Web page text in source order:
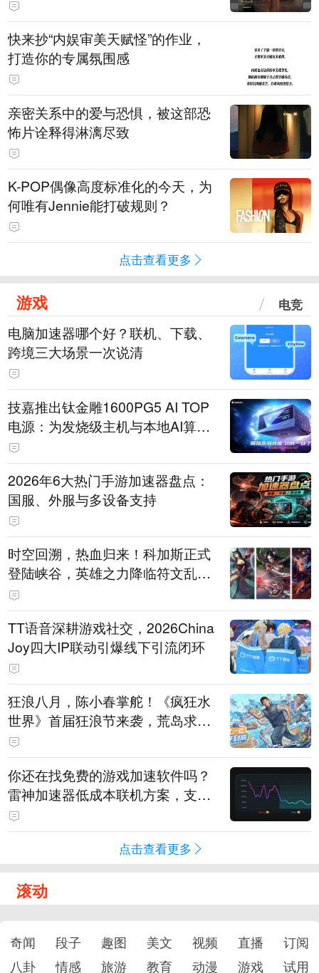
快来抄“内娱审美天赋怪”的作业，
打造你的专属氛围感
亲密关系中的爱与恐惧，被这部恐
怖片诠释得淋漓尽致
K-POP偶像高度标准化的今天，为
何唯有Jennie能打破规则？
点击查看更多
游戏 电竞
电脑加速器哪个好？联机、下载、
跨境三大场景一次说清
技嘉推出钛金雕1600PG5 AI TOP
电源：为发烧级主机与本地AI算力
打造旗舰供电方案
2026年6大热门手游加速器盘点：
国服、外服与多设备支持
时空回溯，热血归来！科加斯正式
登陆峡谷，英雄之力降临符文乱
斗！
TT语音深耕游戏社交，2026China
Joy四大IP联动引爆线下引流闭环
狂浪八月，陈小春掌舵！《疯狂水
世界》首届狂浪节来袭，荒岛求生
直播即将开启
你还在找免费的游戏加速软件吗？
雷神加速器低成本联机方案，支持
免费试用
点击查看更多
滚动
奇闻 段子 趣图 美文 视频 直播
订阅
八卦
情感 旅游 教育 动漫 游戏 试用